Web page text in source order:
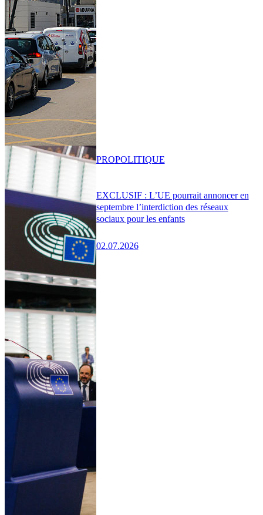
EXCLUSIF : L’UE pourrait annoncer en
septembre l’interdiction des réseaux
sociaux pour les enfants
02.07.2026
PROPOLITIQUE